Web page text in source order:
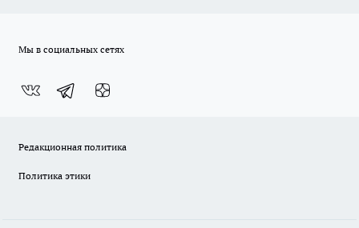
Мы в социальных сетях
Редакционная политика
Политика этики